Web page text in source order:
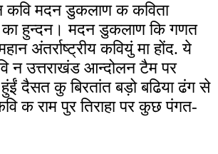
कवि मदन डुकलाण क कविता
का हुन्दन। मदन डुकलाण कि गणत
अंतर्राष्ट्रीय कवियुं मा होंद. ये
न उत्तराखंड आन्दोलन टैम पर
हुंईं दैसत कु बिरतांत बड़ो बढिया ढंग से
क राम पुर तिराहा पर कुछ पंगत-